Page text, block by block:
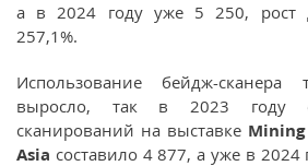
а в 2024 году уже 5 250, рост
257,1%.
Использование бейдж-сканера
выросло, так в 2023 году
cканирований на выставке
Asia составило 4 877, а уже в 2024